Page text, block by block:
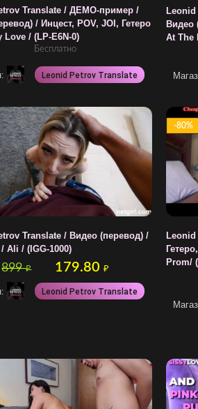
Translate / ДЕМО-пример /
/ Инцест, POV, JOI, Гетеро
Love / (LP-E6N-0)
Бесплатно
Leonid Petrov Translate
Видео
At The
Translate / Видео (перевод) /
/ Ali / (IGG-1000)
899₽ 179.80₽
Leonid Petrov Translate
-80%
Prom/